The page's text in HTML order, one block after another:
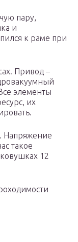
пару,
и
к раме при
Привод –
элементы
их
Напряжение
такое
12